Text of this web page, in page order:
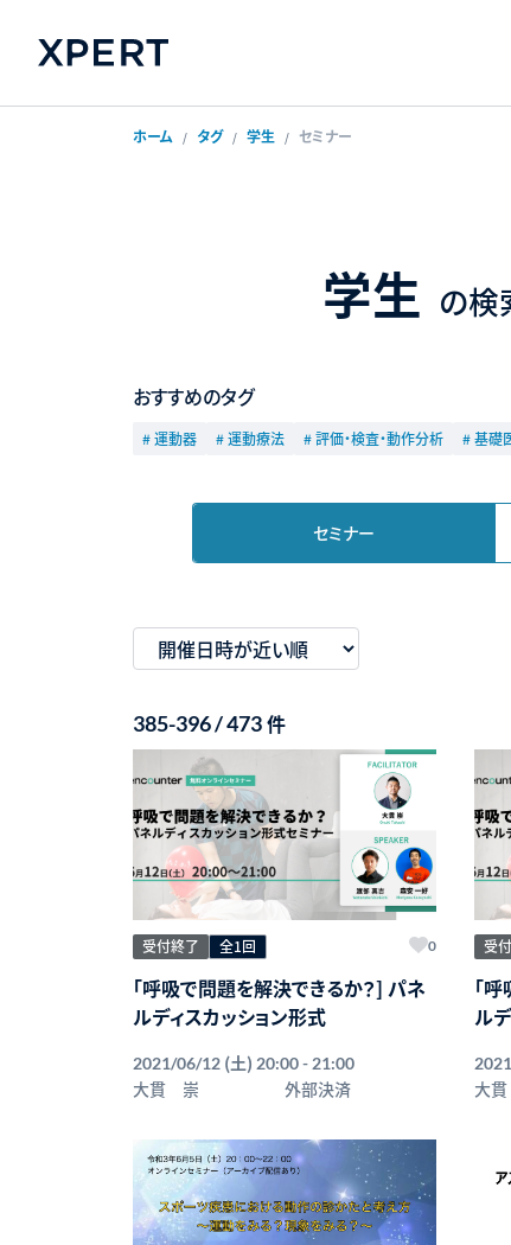
ホーム タグ 学生 セミナー
学生 の検
おすすめのタグ
# 運動器 # 運動療法 # 評価・検査・動作分析 # 基礎
セミナー
385-396 / 473件
受付終了 全1回 0
「呼吸で問題を解決できるか？] パネ
ルディスカッション形式
2021/06/12 (土) 20:00 - 21:00
大貫 崇 外部決済
受
「
ル
大